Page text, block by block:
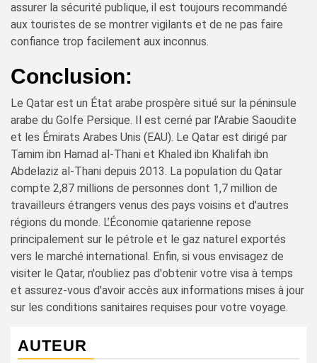
assurer la sécurité publique, il est toujours recommandé
aux touristes de se montrer vigilants et de ne pas faire
confiance trop facilement aux inconnus.
Conclusion:
Le Qatar est un État arabe prospère situé sur la péninsule
arabe du Golfe Persique. Il est cerné par l’Arabie Saoudite
et les Émirats Arabes Unis (EAU). Le Qatar est dirigé par
Tamim ibn Hamad al-Thani et Khaled ibn Khalifah ibn
Abdelaziz al-Thani depuis 2013. La population du Qatar
compte 2,87 millions de personnes dont 1,7 million de
travailleurs étrangers venus des pays voisins et d'autres
régions du monde. L’Économie qatarienne repose
principalement sur le pétrole et le gaz naturel exportés
vers le marché international. Enfin, si vous envisagez de
visiter le Qatar, n'oubliez pas d'obtenir votre visa à temps
et assurez-vous d'avoir accès aux informations mises à jour
sur les conditions sanitaires requises pour votre voyage.
AUTEUR